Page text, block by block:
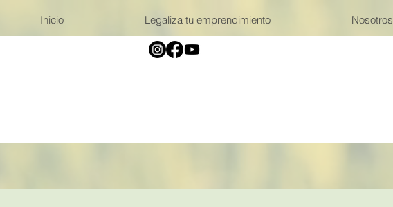
Inicio Legaliza tu emprendimiento Nosotros